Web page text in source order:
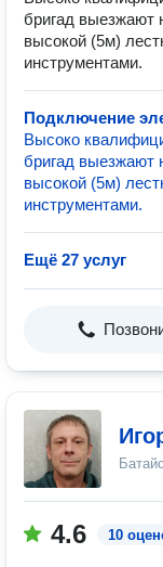
бригад выезжают
высокой (5м)
инструментами.
Подключение
Высоко
бригад выезжают
высокой (5м)
инструментами.
Ещё 27 услуг
4.6 10